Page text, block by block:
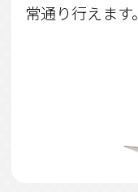
常通り行えます。